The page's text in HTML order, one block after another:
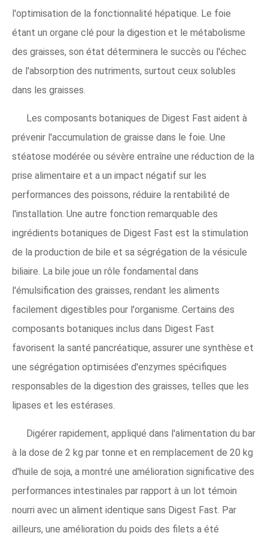
l'optimisation de la fonctionnalité hépatique. Le foie
étant un organe clé pour la digestion et le métabolisme
des graisses, son état déterminera le succès ou l'échec
de l'absorption des nutriments, surtout ceux solubles
dans les graisses.
Les composants botaniques de Digest Fast aident à
prévenir l'accumulation de graisse dans le foie. Une
stéatose modérée ou sévère entraîne une réduction de la
prise alimentaire et a un impact négatif sur les
performances des poissons, réduire la rentabilité de
l'installation. Une autre fonction remarquable des
ingrédients botaniques de Digest Fast est la stimulation
de la production de bile et sa ségrégation de la vésicule
biliaire. La bile joue un rôle fondamental dans
l'émulsification des graisses, rendant les aliments
facilement digestibles pour l'organisme. Certains des
composants botaniques inclus dans Digest Fast
favorisent la santé pancréatique, assurer une synthèse et
une ségrégation optimisées d'enzymes spécifiques
responsables de la digestion des graisses, telles que les
lipases et les estérases.
Digérer rapidement, appliqué dans l'alimentation du bar
à la dose de 2 kg par tonne et en remplacement de 20 kg
d'huile de soja, a montré une amélioration significative des
performances intestinales par rapport à un lot témoin
nourri avec un aliment identique sans Digest Fast. Par
ailleurs, une amélioration du poids des filets a été